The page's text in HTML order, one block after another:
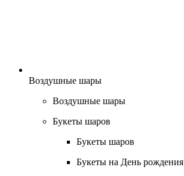
Воздушные шары
Воздушные шары
Букеты шаров
Букеты шаров
Букеты на День рождения